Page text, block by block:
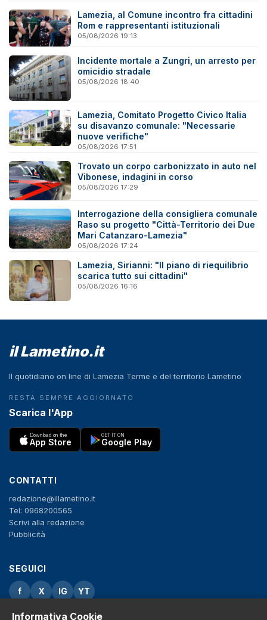
Lamezia, al Comune incontro fra cittadini
Rom e rappresentanti istituzionali
05/08/2026 19:13
Incidente mortale a Zungri, un arresto per
omicidio stradale
05/08/2026 18:40
Lamezia, Comitato Progetto Civico Italia
su disavanzo comunale: "Necessarie
nuove verifiche"
05/08/2026 17:51
Trovato un corpo carbonizzato in auto nel
Vibonese, indagini in corso
05/08/2026 17:29
Interrogazione della consigliera comunale
Raso su progetto "Città-Territorio dei Due
Mari Catanzaro-Lamezia"
05/08/2026 17:24
Lamezia, Sirianni: "Il piano di riequilibrio
scarica tutto sui cittadini"
05/08/2026 16:16
il Lametino.it
Il quotidiano on line di Lamezia Terme e del territorio Lametino
RESTA SEMPRE AGGIORNATO
Scarica l'App
Download on the
App Store
GET IT ON
Google Play
CONTATTI
redazione@illametino.it
Tel: 0968200565
Scrivi alla redazione
Pubblicità
SEGUICI
f X IG YT
Privacy Policy
Informativa Cookie